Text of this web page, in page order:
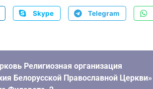
Skype Telegram
Религиозная организация
Белорусской Православной Церкви»